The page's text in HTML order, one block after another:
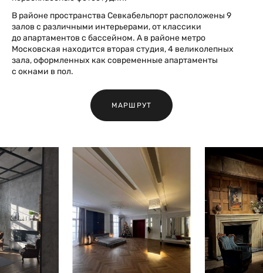
В районе пространства Севкабельпорт расположены 9
залов с различными интерьерами, от классики
до апартаментов с бассейном. А в районе метро
Московская находится вторая студия, 4 великолепных
зала, оформленных как современные апартаменты
с окнами в пол.
МАРШРУТ